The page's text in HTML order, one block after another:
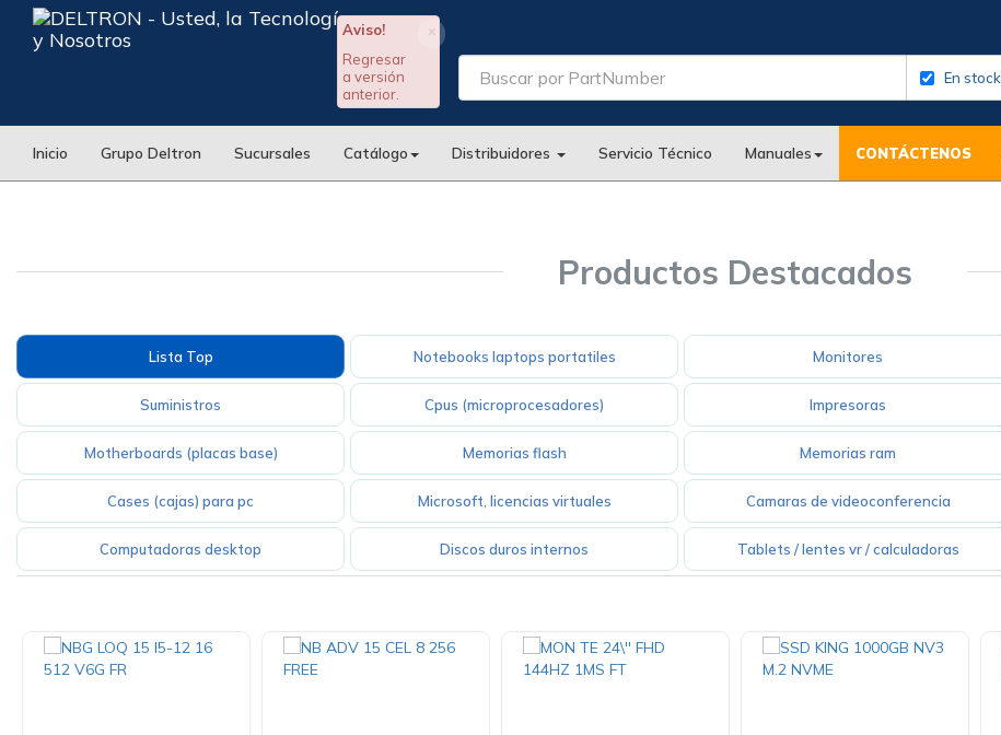
×
Aviso!
Regresar
a versión
anterior.
En stock
Inicio Grupo Deltron Sucursales Catálogo Distribuidores Servicio Técnico Manuales CONTÁCTENOS
Productos Destacados
Lista Top Notebooks laptops portatiles Monitores
Suministros Cpus (microprocesadores) Impresoras
Motherboards (placas base) Memorias flash Memorias ram
Cases (cajas) para pc Microsoft, licencias virtuales Camaras de videoconferencia
Computadoras desktop Discos duros internos Tablets / lentes vr / calculadoras